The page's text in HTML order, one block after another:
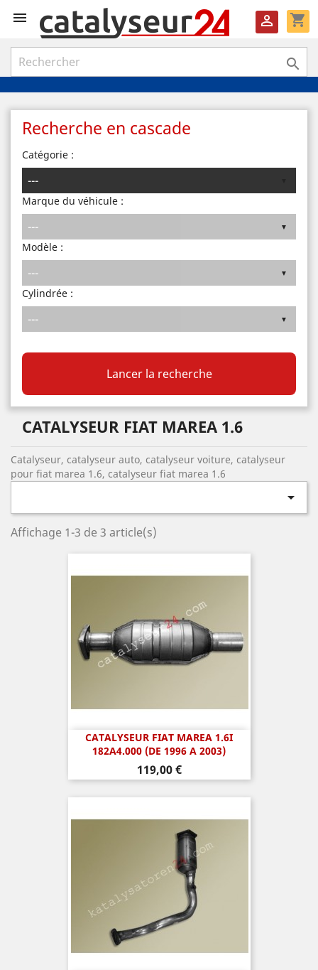
 shopping_cart


Recherche en cascade
Catégorie :
Marque du véhicule :
Modèle :
Cylindrée :
Lancer la recherche
CATALYSEUR FIAT MAREA 1.6
Catalyseur, catalyseur auto, catalyseur voiture, catalyseur
pour fiat marea 1.6, catalyseur fiat marea 1.6

Affichage 1-3 de 3 article(s)
CATALYSEUR FIAT MAREA 1.6I
182A4.000 (DE 1996 A 2003)
Prix
119,00 €